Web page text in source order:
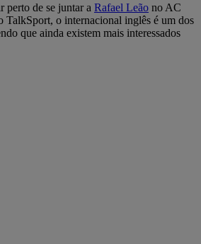
perto de se juntar a Rafael Leão no AC
TalkSport, o internacional inglês é um dos
que ainda existem mais interessados